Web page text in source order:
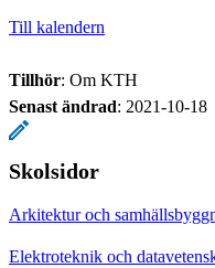
Till kalendern
Tillhör: Om KTH
Senast ändrad: 2021-10-18
Skolsidor
Arkitektur och
Elektroteknik och